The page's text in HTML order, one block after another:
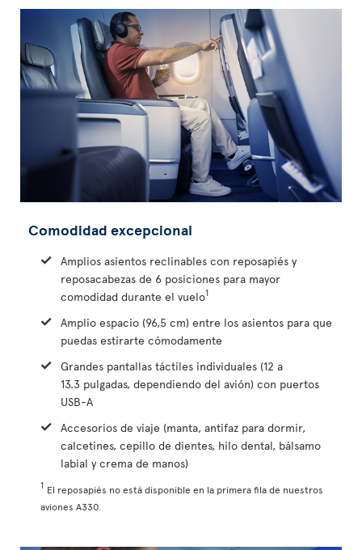
Comodidad excepcional
Amplios asientos reclinables con reposapiés y
reposacabezas de 6 posiciones para mayor
comodidad durante el vuelo1
Amplio espacio (96,5 cm) entre los asientos para que
puedas estirarte cómodamente
Grandes pantallas táctiles individuales (12 a
13.3 pulgadas, dependiendo del avión) con puertos
USB-A
Accesorios de viaje (manta, antifaz para dormir,
calcetines, cepillo de dientes, hilo dental, bálsamo
labial y crema de manos)
1 El reposapiés no está disponible en la primera fila de nuestros
aviones A330.